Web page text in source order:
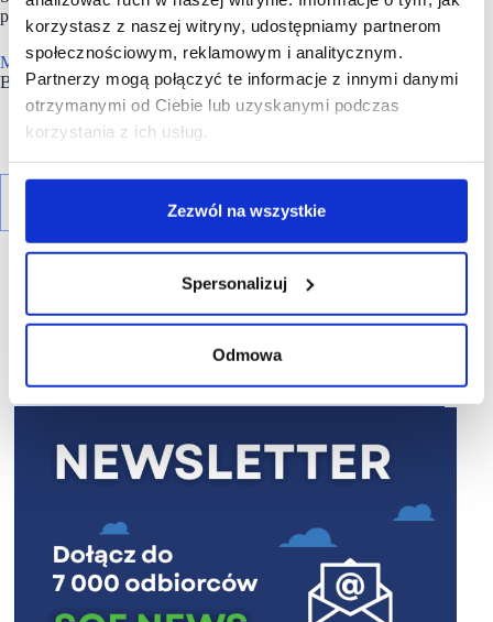
korzystasz z naszej witryny, udostępniamy partnerom
społecznościowym, reklamowym i analitycznym.
Partnerzy mogą połączyć te informacje z innymi danymi
otrzymanymi od Ciebie lub uzyskanymi podczas
korzystania z ich usług.
Zezwól na wszystkie
Spersonalizuj
Odmowa
przedsiębiorcy Grupy Muszkieterów.
Muszkieterowiesą obecni w 4 krajach Europy: Polsce, Francji,
Belgii i Portugalii.
R E K L A M A